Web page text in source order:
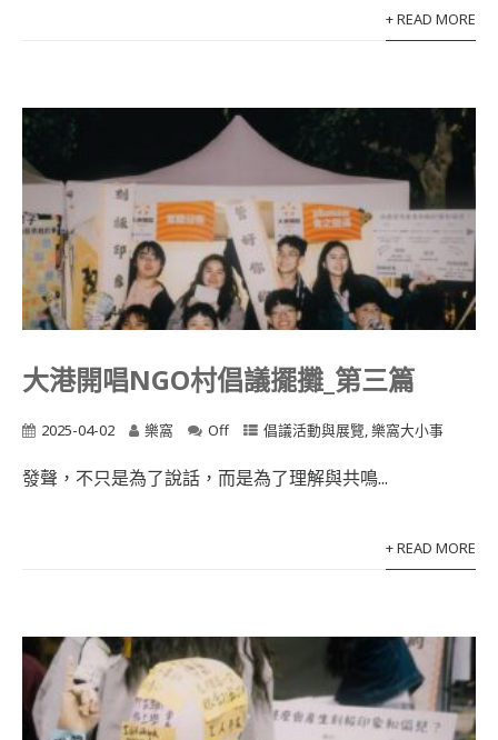
+ READ MORE
大港開唱NGO村倡議擺攤_第三篇
2025-04-02 樂窩 Off 倡議活動與展覽,樂窩大小事
發聲，不只是為了說話，而是為了理解與共鳴...
+ READ MORE